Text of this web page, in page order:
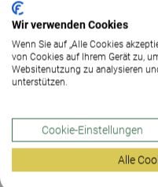
beschrieben, warum
Räumen empfiehlt.
Holz gilt als
excellence. Die
mindert Stress,
im besten Fall aus
Lesen Sie hier den
Wir verwenden Cookies
Wenn Sie auf „Alle Cookies
von Cookies auf Ihrem Gerät zu,
Websitenutzung zu analysieren
unterstützen.
Cookie-Einstellungen
Alle